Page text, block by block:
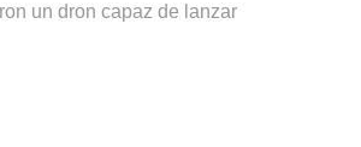
un dron capaz de lanzar